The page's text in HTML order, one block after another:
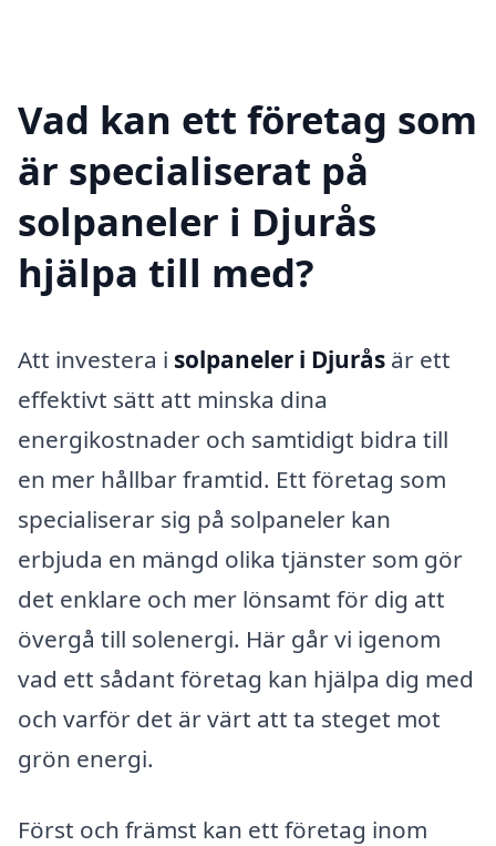
Vad kan ett företag som
är specialiserat på
solpaneler i Djurås
hjälpa till med?
Att investera i solpaneler i Djurås är ett
effektivt sätt att minska dina
energikostnader och samtidigt bidra till
en mer hållbar framtid. Ett företag som
specialiserar sig på solpaneler kan
erbjuda en mängd olika tjänster som gör
det enklare och mer lönsamt för dig att
övergå till solenergi. Här går vi igenom
vad ett sådant företag kan hjälpa dig med
och varför det är värt att ta steget mot
grön energi.
Först och främst kan ett företag inom